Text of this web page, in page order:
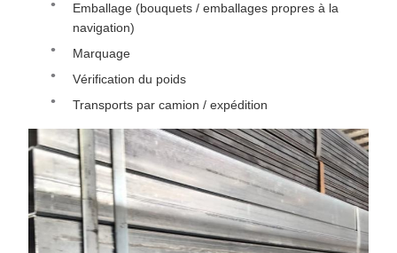
Emballage (bouquets / emballages propres à la
navigation)
Marquage
Vérification du poids
Transports par camion / expédition